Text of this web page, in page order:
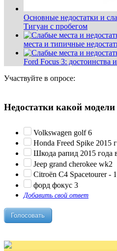
Основные недостатки и
Тигуан с пробегом
места и типичные
Ford Focus 3: достоинства
Участвуйте в опросе:
Недостатки какой
Volkswagen golf 6
Honda Freed Spike 2015
Шкода рапид 2015 года
Jeep grand cherokee wk2
Citroën C4 Spacetourer -
форд фокус 3
Добавить свой ответ